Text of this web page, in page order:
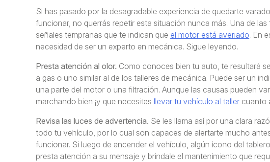
Si has pasado por la desagradable experiencia de quedarte
funcionar, no querrás repetir esta situación nunca más. Una de
señales tempranas que te indican que el motor está averiado. En
necesidad de ser un experto en mecánica. Sigue leyendo.
Presta atención al olor. Como conoces bien tu auto, te resultará
a gas o uno similar al de los talleres de mecánica. Puede ser un
una parte del motor o una filtración. Aunque las causas pueden
marchando bien ¡y que necesites llevar tu vehículo al tallercuanto
Revisa las luces de advertencia. Se les llama así por una clara
todo tu vehículo, por lo cual son capaces de alertarte mucho
funcionar. Si luego de encender el vehículo, algún ícono del
presta atención a su mensaje y bríndale el mantenimiento que